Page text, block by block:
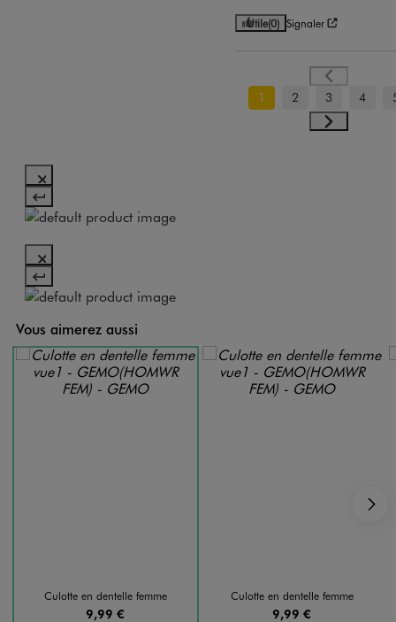
Utile(0) Signaler
1 2 3 4
Vous aimerez aussi
Culotte en dentelle femme
9,99 €
Culotte en dentelle femme
9,99 €